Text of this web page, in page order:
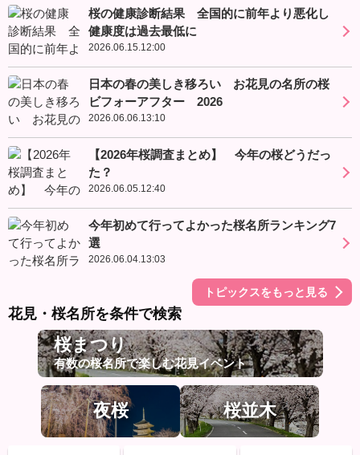
桜の健康診断結果 全国的に前年より悪化し
健康度は過去最低に
2026.06.15.12:00
日本の春の美しき移ろい お花見の名所の桜
ビフォーアフター 2026
2026.06.06.13:10
【2026年桜調査まとめ】 今年の桜どうだっ
た？
2026.06.05.12:40
今年初めて行ってよかった桜名所ランキング7
選
2026.06.04.13:03
トピックスをもっと見る
花見・桜名所を条件で検索
桜まつり
有数の桜名所で楽しむ花見イベント
夜桜 桜並木